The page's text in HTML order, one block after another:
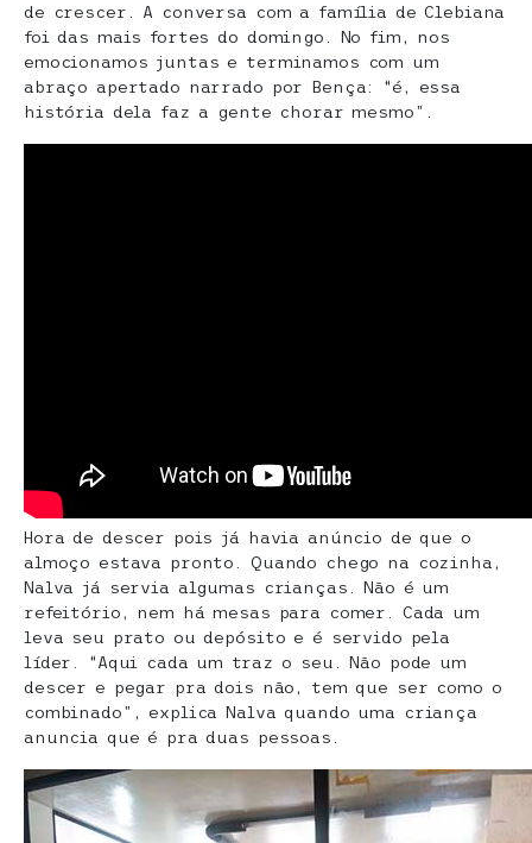
de crescer. A conversa com a família de Clebiana
foi das mais fortes do domingo. No fim, nos
emocionamos juntas e terminamos com um
abraço apertado narrado por Bença: “é, essa
história dela faz a gente chorar mesmo”.
Hora de descer pois já havia anúncio de que o
almoço estava pronto. Quando chego na cozinha,
Nalva já servia algumas crianças. Não é um
refeitório, nem há mesas para comer. Cada um
leva seu prato ou depósito e é servido pela
líder. “Aqui cada um traz o seu. Não pode um
descer e pegar pra dois não, tem que ser como o
combinado”, explica Nalva quando uma criança
anuncia que é pra duas pessoas.